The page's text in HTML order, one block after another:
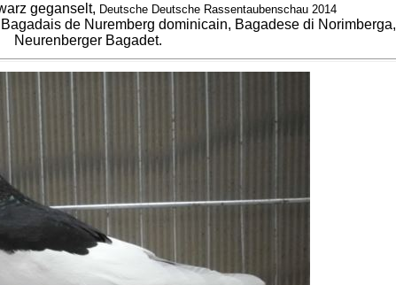
geganselt, Deutsche Deutsche Rassentaubenschau 2014
de Nuremberg dominicain, Bagadese di Norimberga,
Neurenberger Bagadet.